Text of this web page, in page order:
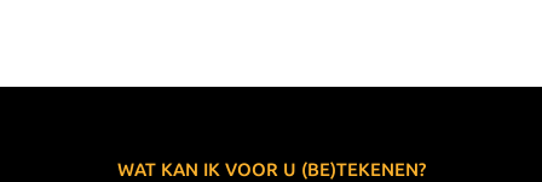
WAT KAN IK VOOR U (BE)TEKENEN?